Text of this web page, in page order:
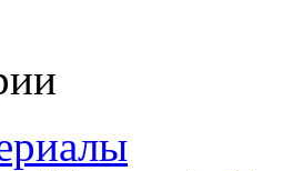
И САУНУ: РЕКОМЕНДАЦИИ
ОТДЕЛКИ БАНИ И САУНЫ;...
ОТДЕЛОЧНЫЕ МАТЕРИАЛЫ.
ОТДЕЛОЧНЫЕ...
ТОКА НА...